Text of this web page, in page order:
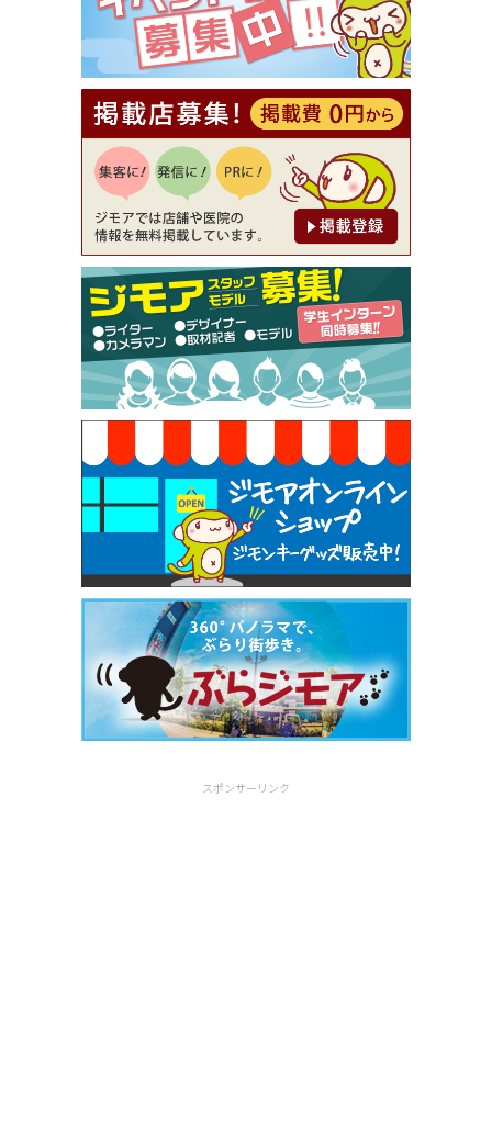
[有効期限]2026年9月30日
【ジモア読者特典2】コース 3,500円→3,000円（料
理5品+2時間飲み放題）（創作イタリアン Pia Cu
ore（ピアクオーレ））
[有効期限]2026年9月30日
【ジモア読者特典1】料理全品20％OFF ※18時以
降（創作イタリアン Pia Cuore（ピアクオーレ））
[有効期限]2026年9月30日
【ジモア限定②】初回割引 特価 鼻毛脱毛 半額 2,2
00円⇒1,100円（メンズ専門ワックス脱毛サロン Mi
ckle（ミックル））
[有効期限]2026年9月30日
【ジモア限定特典①】まつ毛カール 3,850円→ 2,7
50円（Premiere（プルミエール））
[有効期限]2026年9月30日
焼き餃子 一皿サービス（餃子酒場たっちゃん 西
早稲田店）
[有効期限]2026年9月30日
スポンサーリンク